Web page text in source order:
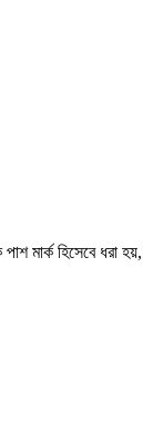
মার্ক হিসেবে ধরা